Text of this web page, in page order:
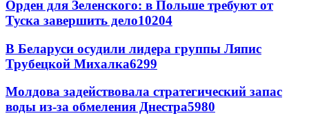
Орден для Зеленского: в Польше требуют от
Туска завершить дело10204
В Беларуси осудили лидера группы Ляпис
Трубецкой Михалка6299
Молдова задействовала стратегический запас
воды из-за обмеления Днестра5980